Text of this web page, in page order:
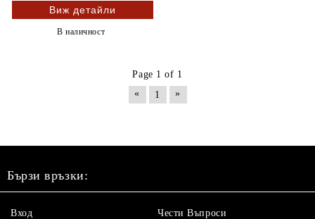
Виж детайли
В наличност
Page 1 of 1
«
1 »
Бързи връзки:
Вход Чести Въпроси